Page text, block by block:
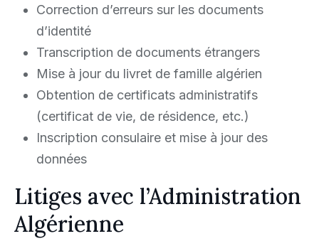
Correction d’erreurs sur les documents
d’identité
Transcription de documents étrangers
Mise à jour du livret de famille algérien
Obtention de certificats administratifs
(certificat de vie, de résidence, etc.)
Inscription consulaire et mise à jour des
données
Litiges avec l’Administration
Algérienne